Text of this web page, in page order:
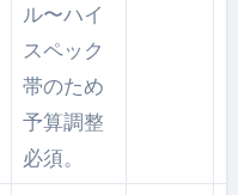
ル〜ハイ
スペック
帯のため
予算調整
必須。